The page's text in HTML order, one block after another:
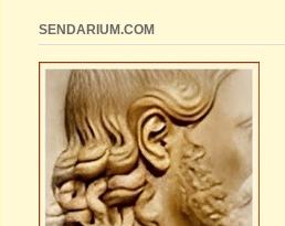
SENDARIUM.COM